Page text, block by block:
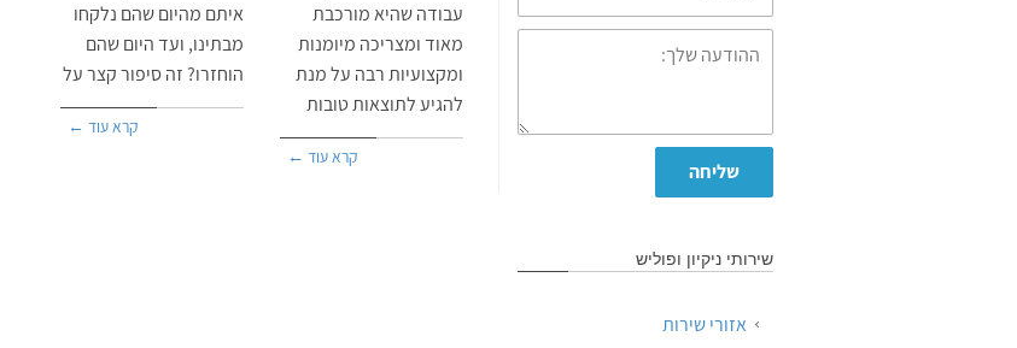
עבודה שהיא מורכבת
מאוד ומצריכה מיומנות
ומקצועיות רבה על מנת
להגיע לתוצאות טובות
קרא עוד ←
איתם מהיום שהם נלקחו
מבתינו, ועד היום שהם
הוחזרו? זה סיפור קצר על
קרא עוד ←
ההודעה
שלך:
שליחה
שירותי ניקיון ופוליש
אזורי שירות